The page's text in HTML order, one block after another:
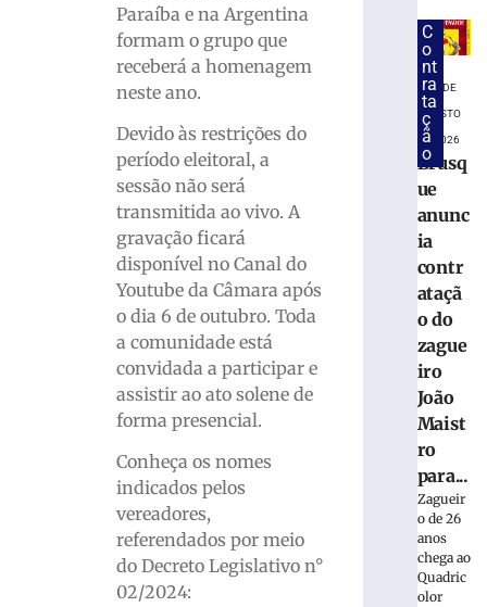
Paraíba e na Argentina
formam o grupo que
receberá a homenagem
neste ano.
Devido às restrições do
período eleitoral, a
sessão não será
transmitida ao vivo. A
gravação ficará
disponível no Canal do
Youtube da Câmara após
o dia 6 de outubro. Toda
a comunidade está
convidada a participar e
assistir ao ato solene de
forma presencial.
Conheça os nomes
indicados pelos
vereadores,
referendados por meio
do Decreto Legislativo n°
02/2024:
Tebalde
Deputado
Federal
agosto
2026
mais
Rede
define
dois
Brusque
para
disputar
vaga
Alesc
C
o
nt
ra
ta
ç
ã
o
7 DE
AGOSTO
DE 2026
Brusq
ue
anunc
ia
contr
ataçã
o do
zague
iro
João
Maist
ro
para...
Zagueir
o de 26
anos
chega ao
Quadric
olor